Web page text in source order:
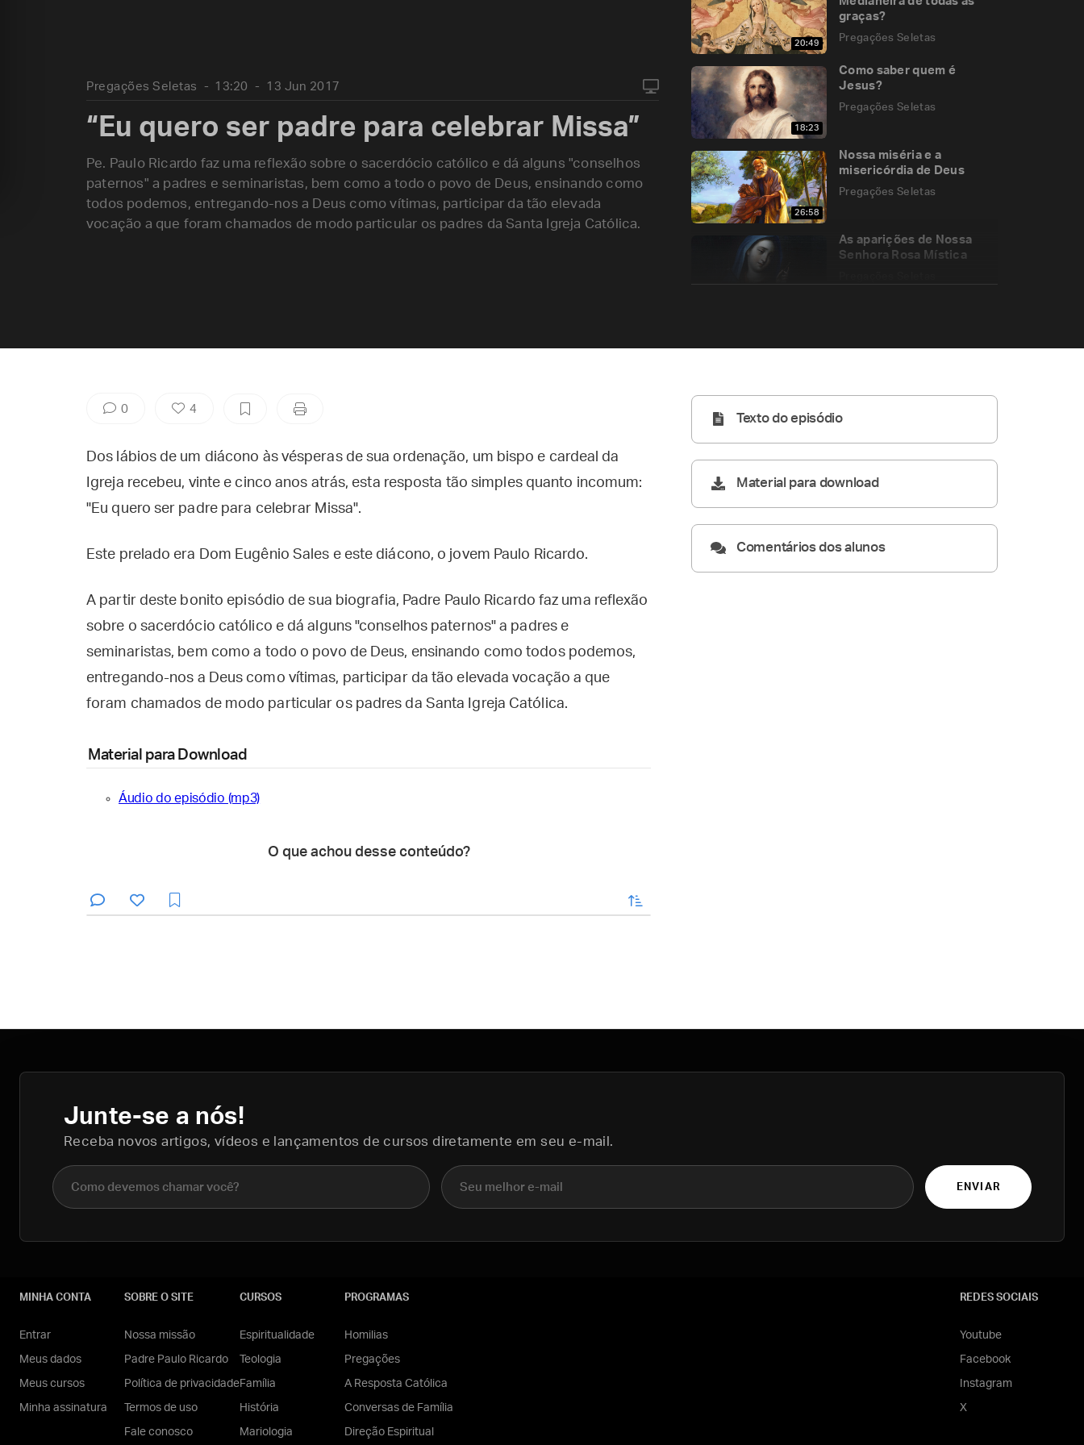
20:49
graças?
Pregações Seletas
18:23
Como saber quem é
Jesus?
Pregações Seletas
26:58
Nossa miséria e a
misericórdia de Deus
Pregações Seletas
As aparições de Nossa
Senhora Rosa Mística
Pregações Seletas 13:20 13 Jun 2017
“Eu quero ser padre para celebrar Missa”
Pe. Paulo Ricardo faz uma reflexão sobre o sacerdócio católico e dá alguns "conselhos
paternos" a padres e seminaristas, bem como a todo o povo de Deus, ensinando como
todos podemos, entregando-nos a Deus como vítimas, participar da tão elevada
vocação a que foram chamados de modo particular os padres da Santa Igreja Católica.
0 4
Dos lábios de um diácono às vésperas de sua ordenação, um bispo e cardeal da
Igreja recebeu, vinte e cinco anos atrás, esta resposta tão simples quanto incomum:
"Eu quero ser padre para celebrar Missa".
Este prelado era Dom Eugênio Sales e este diácono, o jovem Paulo Ricardo.
A partir deste bonito episódio de sua biografia, Padre Paulo Ricardo faz uma reflexão
sobre o sacerdócio católico e dá alguns "conselhos paternos" a padres e
seminaristas, bem como a todo o povo de Deus, ensinando como todos podemos,
entregando-nos a Deus como vítimas, participar da tão elevada vocação a que
foram chamados de modo particular os padres da Santa Igreja Católica.
Material para Download
Áudio do episódio (mp3)
O que achou desse conteúdo?
enviar
Texto do episódio
Material para download
Comentários dos alunos
Junte-se a nós!
Receba novos artigos, vídeos e lançamentos de cursos diretamente em seu e-mail.
Nome completo E-mail
ENVIAR
MINHA CONTA
Entrar
Meus dados
Meus cursos
Minha assinatura
SOBRE O SITE
Nossa missão
Padre Paulo Ricardo
Política de privacidade
Termos de uso
Fale conosco
CURSOS
Espiritualidade
Teologia
Família
História
Mariologia
PROGRAMAS
Homilias
Pregações
A Resposta Católica
Conversas de Família
Direção Espiritual
REDES SOCIAIS
Youtube
Facebook
Instagram
X